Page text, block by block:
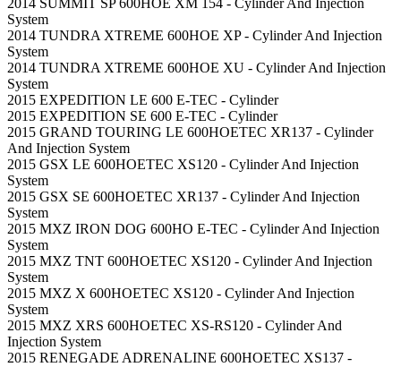
System
2014 TUNDRA XTREME 600HOE XP - Cylinder And Injection
System
2014 TUNDRA XTREME 600HOE XU - Cylinder And Injection
System
2015 EXPEDITION LE 600 E-TEC - Cylinder
2015 EXPEDITION SE 600 E-TEC - Cylinder
2015 GRAND TOURING LE 600HOETEC XR137 - Cylinder
And Injection System
2015 GSX LE 600HOETEC XS120 - Cylinder And Injection
System
2015 GSX SE 600HOETEC XR137 - Cylinder And Injection
System
2015 MXZ IRON DOG 600HO E-TEC - Cylinder And Injection
System
2015 MXZ TNT 600HOETEC XS120 - Cylinder And Injection
System
2015 MXZ X 600HOETEC XS120 - Cylinder And Injection
System
2015 MXZ XRS 600HOETEC XS-RS120 - Cylinder And
Injection System
2015 RENEGADE ADRENALINE 600HOETEC XS137 -